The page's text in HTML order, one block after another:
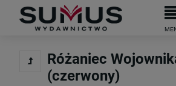
Do darmowej dostawy
Różaniec
(czerwony)